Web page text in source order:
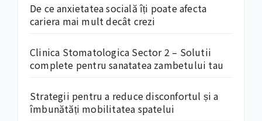
De ce anxietatea socială îți poate afecta
cariera mai mult decât crezi
Clinica Stomatologica Sector 2 – Solutii
complete pentru sanatatea zambetului tau
Strategii pentru a reduce disconfortul și a
îmbunătăți mobilitatea spatelui